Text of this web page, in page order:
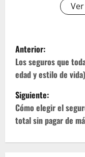
N
a
v
e
g
Anterior:
Los seguros que
edad y estilo de vida)
Siguiente:
Cómo elegir el
total sin pagar de